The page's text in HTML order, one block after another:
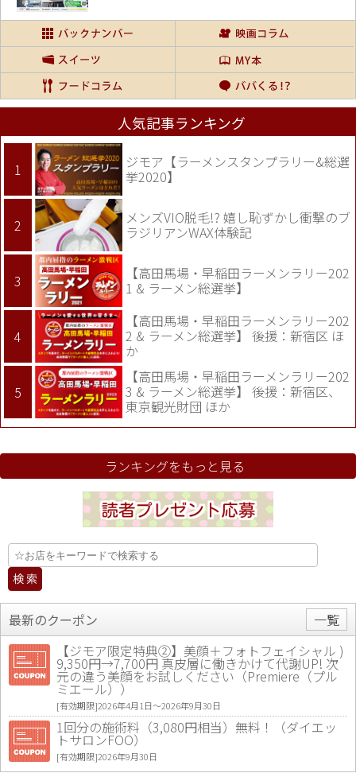
人気記事ランキング
ジモア【ラーメンスタンプラリー&総選
挙2020】
メンズVIO脱毛!? 嬉し恥ずかし衝撃のブ
ラジリアンWAX体験記
【高田馬場・早稲田ラーメンラリー202
1 & ラーメン総選挙】
【高田馬場・早稲田ラーメンラリー202
2 & ラーメン総選挙】 後援：新宿区 ほ
か
【高田馬場・早稲田ラーメンラリー202
3 & ラーメン総選挙】 後援：新宿区、
東京観光財団 ほか
ランキングをもっと見る
最新のクーポン
一覧
【ジモア限定特典②】美顔＋フォトフェイシャル )
9,350円→7,700円 真皮層に働きかけて代謝UP! 次
元の違う美顔をお試しください（Premiere（プル
ミエール））
[有効期限]2026年4月1日〜2026年9月30日
1回分の施術料（3,080円相当）無料！（ダイエッ
トサロンFOO）
[有効期限]2026年9月30日